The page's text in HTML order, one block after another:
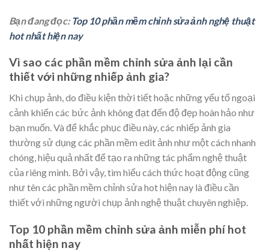
Bạn đang đọc: Top 10 phần mềm chỉnh sửa ảnh nghệ thuật
hot nhất hiện nay
Vì sao các phần mềm chỉnh sửa ảnh lại cần
thiết với những nhiếp ảnh gia?
Khi chụp ảnh, do điều kiện thời tiết hoặc những yếu tố ngoại
cảnh khiến các bức ảnh không đạt đến độ đẹp hoàn hảo như
bạn muốn. Và để khắc phục điều này, các nhiếp ảnh gia
thường sử dụng các phần mềm edit ảnh như một cách nhanh
chóng, hiệu quả nhất để tạo ra những tác phẩm nghệ thuật
của riêng mình. Bởi vậy, tìm hiểu cách thức hoạt động cũng
như tên các phần mềm chỉnh sửa hot hiện nay là điều cần
thiết với những người chụp ảnh nghệ thuật chuyên nghiệp.
Top 10 phần mềm chỉnh sửa ảnh miễn phí hot
nhất hiện nay